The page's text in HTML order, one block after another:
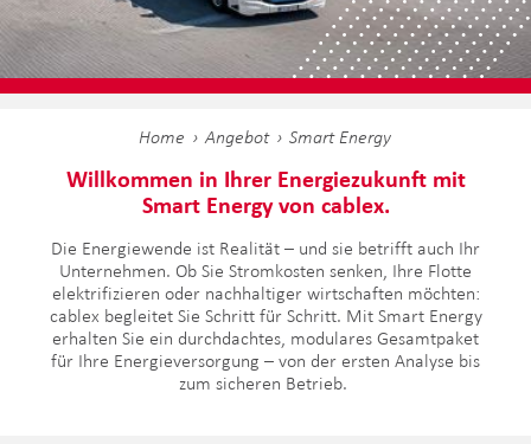
Home Angebot Smart Energy
Willkommen in Ihrer Energiezukunft mit
Smart Energy von cablex.
Die Energiewende ist Realität – und sie betrifft auch Ihr
Unternehmen. Ob Sie Stromkosten senken, Ihre Flotte
elektrifizieren oder nachhaltiger wirtschaften möchten:
cablex begleitet Sie Schritt für Schritt. Mit Smart Energy
erhalten Sie ein durchdachtes, modulares Gesamtpaket
für Ihre Energieversorgung – von der ersten Analyse bis
zum sicheren Betrieb.